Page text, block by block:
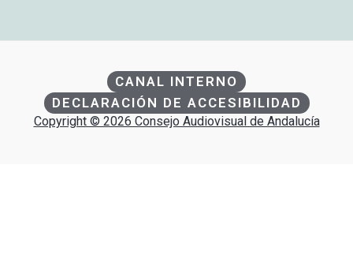
CANAL INTERNO
DECLARACIÓN DE ACCESIBILIDAD
Copyright © 2026 Consejo Audiovisual de Andalucía